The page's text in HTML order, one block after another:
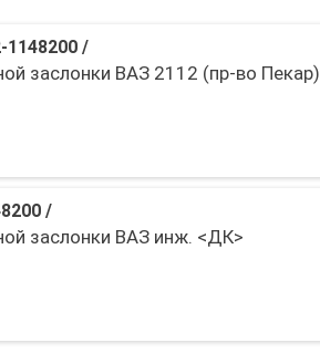
1148200/
заслонки ВАЗ 2112 (пр-во Пекар)
/
заслонки ВАЗ инж. <ДК>